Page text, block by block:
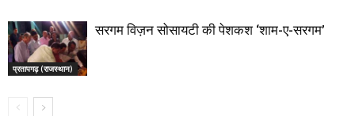
प्रतापगढ़ (राजस्थान)
सरगम विज़न सोसायटी की पेशकश ‘शाम-ए-सरगम’